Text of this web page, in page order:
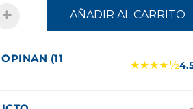
AÑADIR AL CARRITO
(11
★★★★½